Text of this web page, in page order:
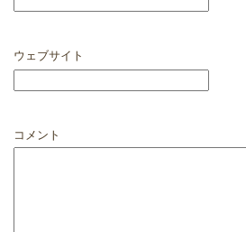
ウェブサイト
コメント